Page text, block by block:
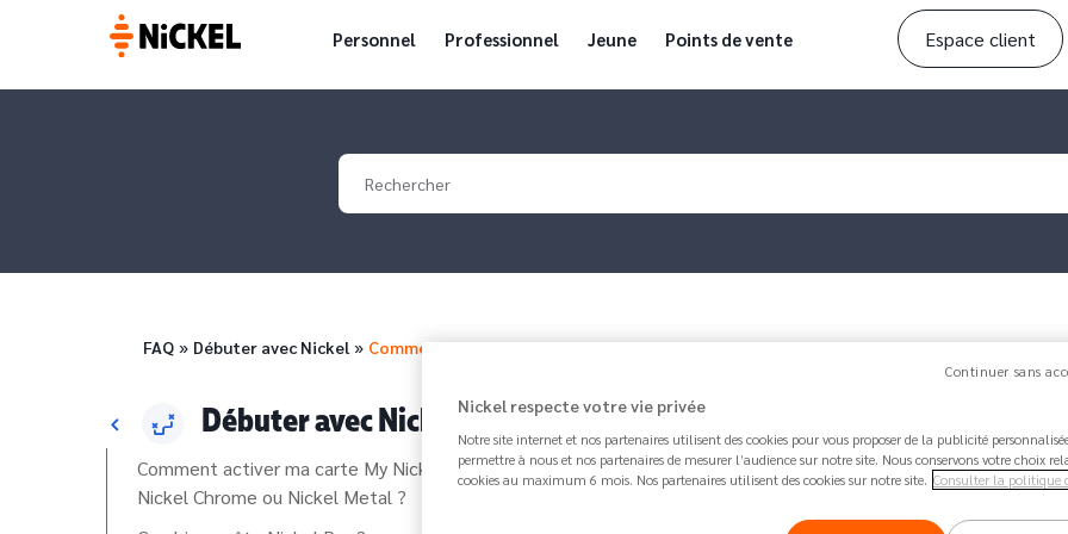
Personnel Professionnel Jeune Points de vente Espace client
Your search
Fil d'Ariane
FAQ Débuter avec Nickel Comment commander une carte…
Débuter avec Nickel
Comment activer ma carte My Nickel,
Nickel Chrome ou Nickel Metal ?
il y a 1 year 3
Comment commander
Chrome ou Nickel Metal ?
Continuer sans
Nickel respecte votre vie privée
Notre site internet et nos partenaires utilisent des cookies pour vous proposer de la publicité
permettre à nous et nos partenaires de mesurer l’audience sur notre site. Nous conservons votre choix
cookies au maximum 6 mois. Nos partenaires utilisent des cookies sur notre site. Consulter la politique